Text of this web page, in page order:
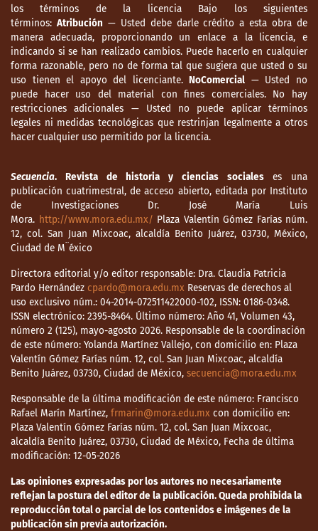
los términos de la licencia Bajo los siguientes
términos: Atribución — Usted debe darle crédito a esta obra de
manera adecuada, proporcionando un enlace a la licencia, e
indicando si se han realizado cambios. Puede hacerlo en cualquier
forma razonable, pero no de forma tal que sugiera que usted o su
uso tienen el apoyo del licenciante.NoComercial — Usted no
puede hacer uso del material con fines comerciales. No hay
restricciones adicionales — Usted no puede aplicar términos
legales ni medidas tecnológicas que restrinjan legalmente a otros
hacer cualquier uso permitido por la licencia.
Secuencia. Revista de historia y ciencias socialeses una
publicación cuatrimestral, de acceso abierto, editada por Instituto
de Investigaciones Dr. José María Luis
Mora. http://www.mora.edu.mx/ Plaza Valentín Gómez Farías núm.
12, col. San Juan Mixcoac, alcaldía Benito Juárez, 03730, México,
Ciudad de M¨éxico
Directora editorial y/o editor responsable: Dra. Claudia Patricia
Pardo Hernández cpardo@mora.edu.mx Reservas de derechos al
uso exclusivo núm.: 04-2014-072511422000-102, ISSN: 0186-0348.
ISSN electrónico: 2395-8464. Último número: Año 41, Volumen 43,
número 2 (125), mayo-agosto 2026. Responsable de la coordinación
de este número: Yolanda Martínez Vallejo, con domicilio en: Plaza
Valentín Gómez Farías núm. 12, col. San Juan Mixcoac, alcaldía
Benito Juárez, 03730, Ciudad de México, secuencia@mora.edu.mx
Responsable de la última modificación de este número: Francisco
Rafael Marín Martínez, frmarin@mora.edu.mx con domicilio en:
Plaza Valentín Gómez Farías núm. 12, col. San Juan Mixcoac,
alcaldía Benito Juárez, 03730, Ciudad de México, Fecha de última
modificación: 12-05-2026
Las opiniones expresadas por los autores no necesariamente
reflejan la postura del editor de la publicación. Queda prohibida la
reproducción total o parcial de los contenidos e imágenes de la
publicación sin previa autorización.